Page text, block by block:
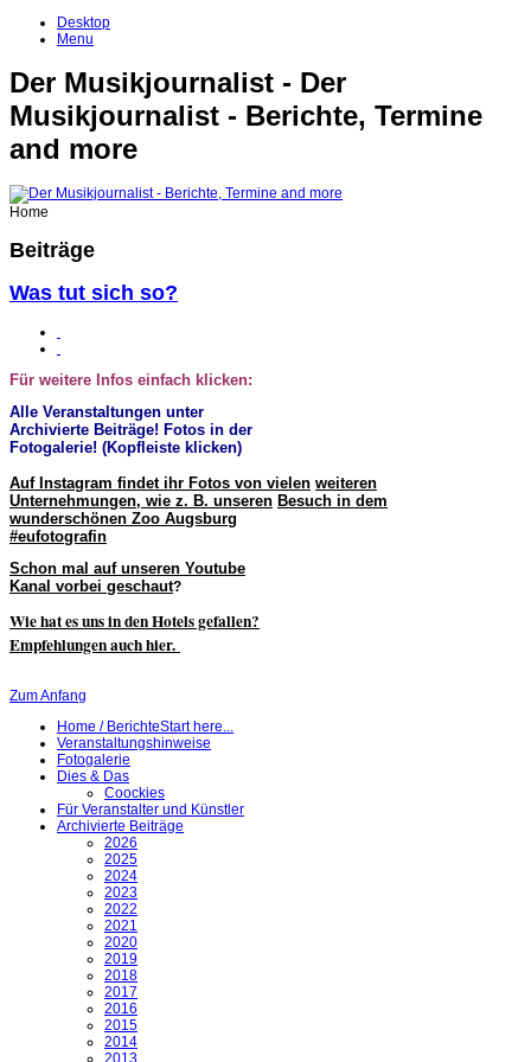
Desktop
Menu
Der Musikjournalist - Der
Musikjournalist - Berichte, Termine
and more
Home
Beiträge
Was tut sich so?
Für weitere Infos einfach klicken:
Alle Veranstaltungen unter
Archivierte Beiträge! Fotos in der
Fotogalerie! (Kopfleiste klicken)
Auf Instagram findet ihr Fotos von vielen weiteren
Unternehmungen, wie z. B. unseren Besuch in dem
wunderschönen Zoo Augsburg
#eufotografin
Schon mal auf unseren Youtube
Kanal vorbei geschaut?
Wie hat es uns in den Hotels gefallen?
Empfehlungen auch hier.
Zum Anfang
Home / BerichteStart here...
Veranstaltungshinweise
Fotogalerie
Dies & Das
Coockies
Für Veranstalter und Künstler
Archivierte Beiträge
2026
2025
2024
2023
2022
2021
2020
2019
2018
2017
2016
2015
2014
2013